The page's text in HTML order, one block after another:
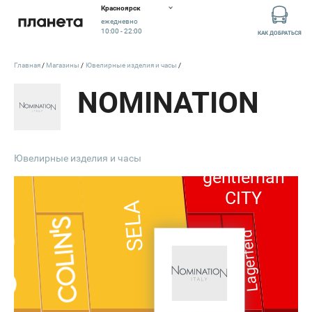
Красноярск
ежедневно
10:00 - 22:00
КАК ДОБРАТЬСЯ
NOMINATION
Ювелирные изделия и часы
10:00 - 22:00
Вход 4
SELA
gentleman
CITY
Karl Lagerfeld
AmazingRed
Главная Магазины Ювелирные изделия и часы